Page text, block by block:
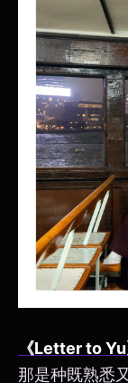
《Letter to Yu
那是种既熟悉